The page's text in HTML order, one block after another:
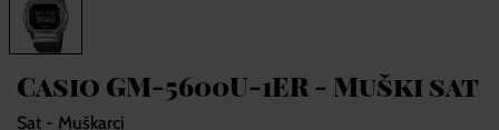
Casio GM-5600U-1ER - Muški sat
Sat - Muškarci